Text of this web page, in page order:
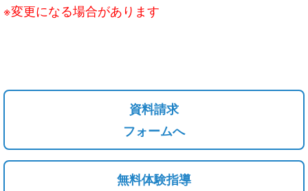
※変更になる場合があります
資料請求
フォームへ
無料体験指導